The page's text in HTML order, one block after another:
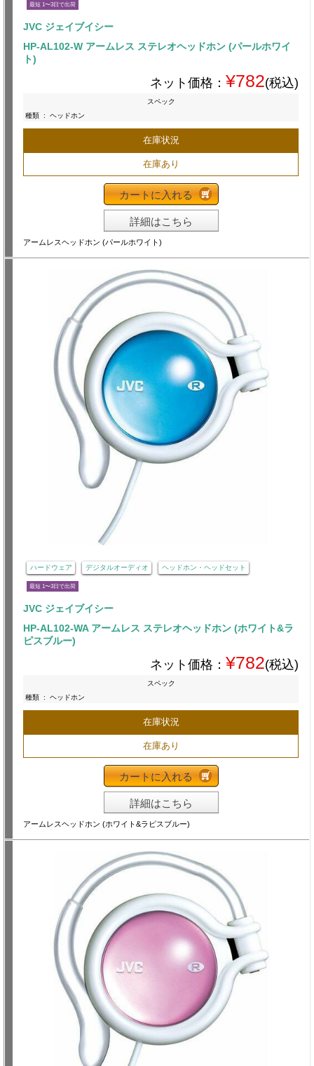
最短 1〜3日で出荷
JVC ジェイブイシー
HP-AL102-W アームレス ステレオヘッドホン (パールホワイ
ト)
ネット価格： ¥782(税込)
スペック
種類 : ヘッドホン
在庫状況
在庫あり
カートに入れる
詳細はこちら
アームレスヘッドホン (パールホワイト)
ハードウェア デジタルオーディオ ヘッドホン・ヘッドセット
最短 1〜3日で出荷
JVC ジェイブイシー
HP-AL102-WA アームレス ステレオヘッドホン (ホワイト&ラ
ピスブルー)
ネット価格： ¥782(税込)
スペック
種類 : ヘッドホン
在庫状況
在庫あり
カートに入れる
詳細はこちら
アームレスヘッドホン (ホワイト&ラピスブルー)